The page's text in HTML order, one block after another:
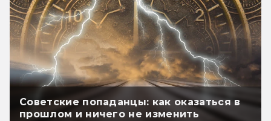
Советские попаданцы: как оказаться в
прошлом и ничего не изменить